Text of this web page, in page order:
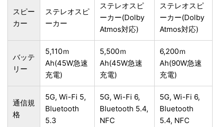
スピー
カー
ステレオスピ
ーカー
ステレオスピ
ーカー(Dolby
Atmos対応)
ステレオスピ
ーカー(Dolby
Atmos対応)
バッテ
リー
5,110ｍ
Ah(45W急速
充電)
5,500ｍ
Ah(45W急速
充電)
6,200ｍ
Ah(90W急速
充電)
通信規
格
5G, Wi-Fi 5,
Bluetooth
5.3
5G, Wi-Fi 6,
Bluetooth 5.4,
NFC
5G, Wi-Fi 6,
Bluetooth
5.4, NFC